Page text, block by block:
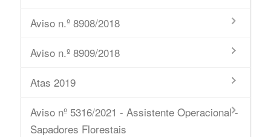
Aviso n.º 8908/2018
Aviso n.º 8909/2018
Atas 2019
Aviso nº 5316/2021 - Assistente Operacional -
Sapadores Florestais